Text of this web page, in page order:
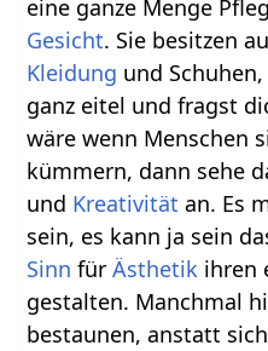
eine ganze Menge
Gesicht. Sie besitzen
Kleidung und
ganz eitel und fragst
wäre wenn Menschen
kümmern, dann sehe
und Kreativität an. Es
sein, es kann ja sein
Sinn fürÄsthetik ihren
gestalten. Manchmal
bestaunen, anstatt